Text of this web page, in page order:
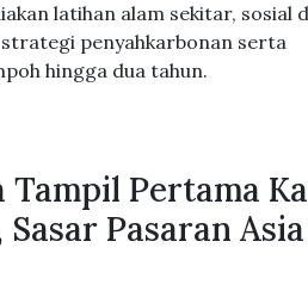
latihan alam sekitar, sosial
penyahkarbonan serta
hingga dua tahun.
Pertama
Pasaran Asia